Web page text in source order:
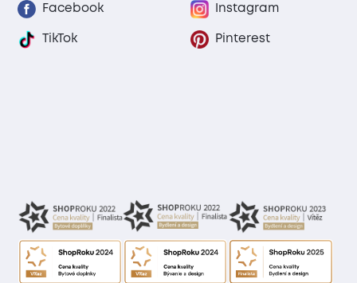
Facebook Instagram
TikTok Pinterest